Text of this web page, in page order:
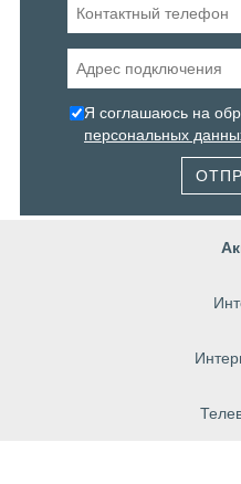
Я соглашаюсь на
персональных